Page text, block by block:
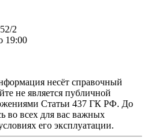
2
19:00
несёт справочный
не является публичной
Статьи 437 ГК РФ. До
во всех для вас важных
его эксплуатации.